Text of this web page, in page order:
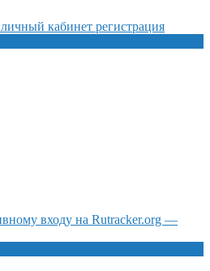
кабинет регистрация
входу на Rutracker.org —